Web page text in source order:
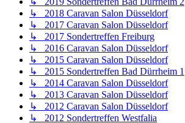
↳ 2018 Caravan Salon Düsseldorf
↳ 2017 Caravan Salon Düsseldorf
↳ 2017 Sondertreffen Freiburg
↳ 2016 Caravan Salon Düsseldorf
↳ 2015 Caravan Salon Düsseldorf
↳ 2015 Sondertreffen Bad Dürrheim 1
↳ 2014 Caravan Salon Düsseldorf
↳ 2013 Caravan Salon Düsseldorf
↳ 2012 Caravan Salon Düsseldorf
↳ 2012 Sondertreffen Westfalia